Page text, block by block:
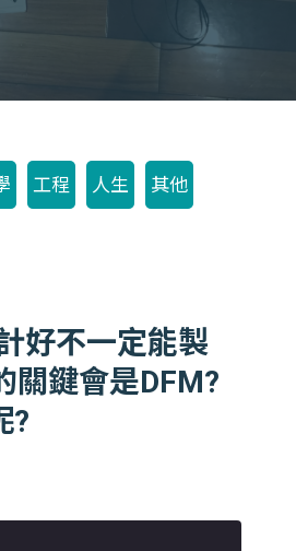
工程 人生 其他
好不一定能製
關鍵會是DFM?
?